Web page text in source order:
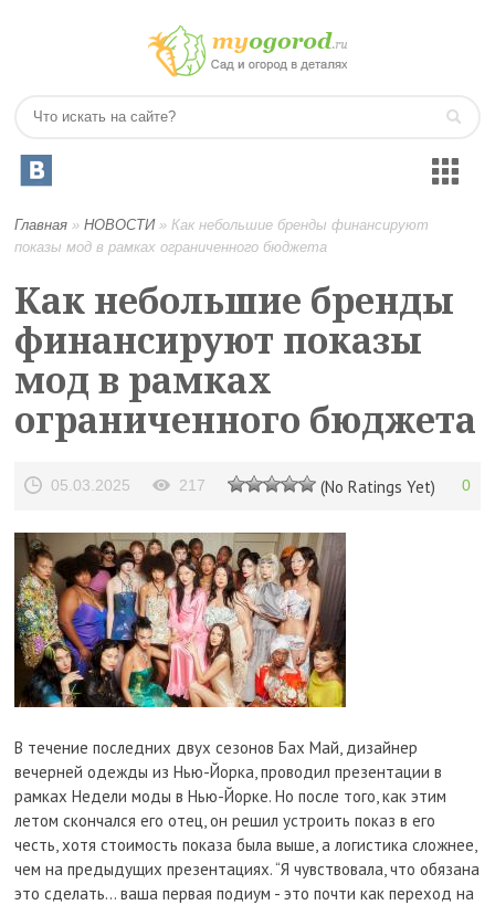
Главная »НОВОСТИ»Как небольшие бренды финансируют
показы мод в рамках ограниченного бюджета
Как небольшие бренды
финансируют показы
мод в рамках
ограниченного бюджета
05.03.2025 217 (No Ratings Yet) 0
В течение последних двух сезонов Бах Май, дизайнер
вечерней одежды из Нью-Йорка, проводил презентации в
рамках Недели моды в Нью-Йорке. Но после того, как этим
летом скончался его отец, он решил устроить показ в его
честь, хотя стоимость показа была выше, а логистика сложнее,
чем на предыдущих презентациях. “Я чувствовала, что обязана
это сделать… ваша первая подиум - это почти как переход на